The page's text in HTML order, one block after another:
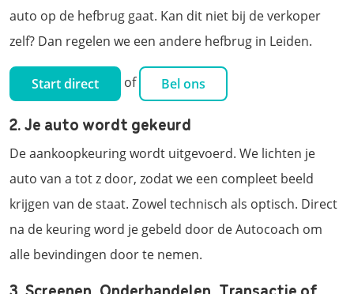
auto op de hefbrug gaat. Kan dit niet bij de verkoper
zelf? Dan regelen we een andere hefbrug in Leiden.
Start direct of Bel ons
2. Je auto wordt gekeurd
De aankoopkeuring wordt uitgevoerd. We lichten je
auto van a tot z door, zodat we een compleet beeld
krijgen van de staat. Zowel technisch als optisch. Direct
na de keuring word je gebeld door de Autocoach om
alle bevindingen door te nemen.